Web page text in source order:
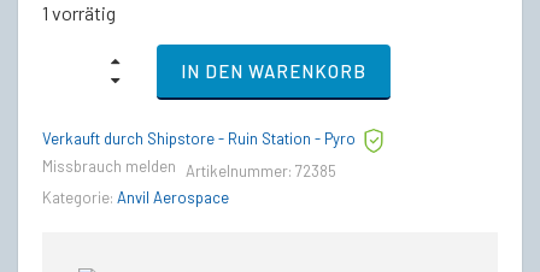
1 vorrätig
Lebenslange
Versicherung
quantity
IN DEN WARENKORB
Verkauft durch Shipstore - Ruin Station - Pyro
Missbrauch melden Artikelnummer: 72385
Kategorie: Anvil Aerospace